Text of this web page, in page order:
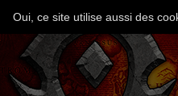
Oui, ce site utilise aussi des